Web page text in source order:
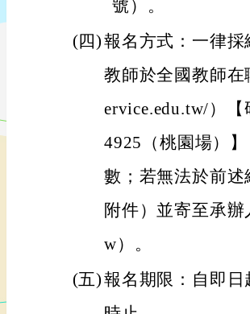
號）。
(四)報名方式：一律
教師於全國教師
ervice.edu.tw/）
4925（桃園場）
數；若無法於前
附件）並寄至承辦
w）。
(五)報名期限：自即